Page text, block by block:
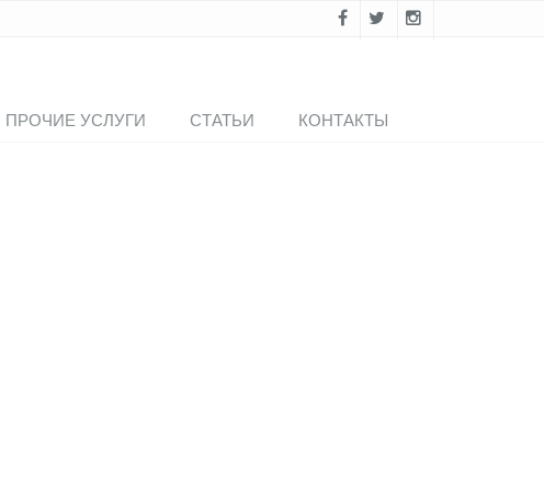
ПРОЧИЕ УСЛУГИ СТАТЬИ КОНТАКТЫ